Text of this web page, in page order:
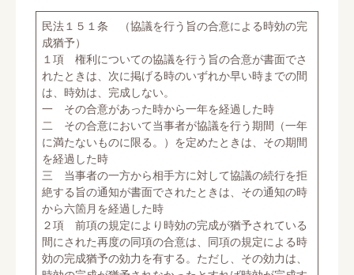
民法１５１条 （協議を行う旨の合意による時効の完
成猶予）
１項 権利についての協議を行う旨の合意が書面でさ
れたときは、次に掲げる時のいずれか早い時までの間
は、時効は、完成しない。
一 その合意があった時から一年を経過した時
二 その合意において当事者が協議を行う期間（一年
に満たないものに限る。）を定めたときは、その期間
を経過した時
三 当事者の一方から相手方に対して協議の続行を拒
絶する旨の通知が書面でされたときは、その通知の時
から六箇月を経過した時
２項 前項の規定により時効の完成が猶予されている
間にされた再度の同項の合意は、同項の規定による時
効の完成猶予の効力を有する。ただし、その効力は、